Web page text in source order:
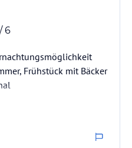
/ 6
Frühstück mit Bäcker